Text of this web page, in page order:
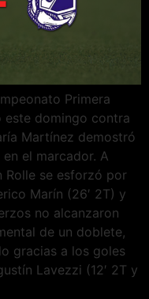
Primera
este domingo contra
Martínez demostró
el marcador. A
Rolle se esforzó por
Marín (26′ 2T) y
no alcanzaron
de un doblete,
gracias a los goles
Lavezzi (12′ 2T y